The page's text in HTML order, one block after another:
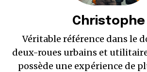
Christophe
Véritable référence dans le
deux-roues urbains et
possède une expérience de